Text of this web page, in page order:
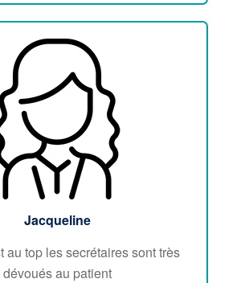
Jacqueline
au top les secrétaires sont très
dévoués au patient